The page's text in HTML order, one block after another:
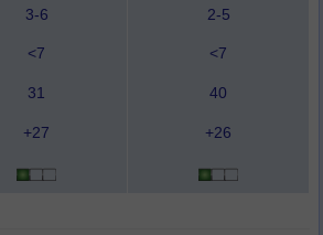
3-6
2-5
<7 <7
31 40
+27 +26